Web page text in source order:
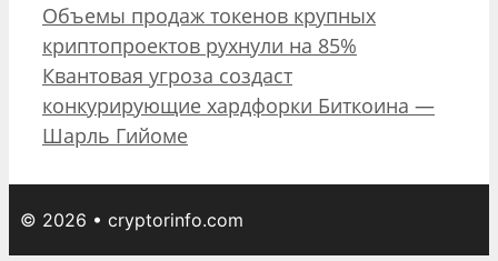
Объемы продаж токенов крупных
криптопроектов рухнули на 85%
Квантовая угроза создаст
конкурирующие хардфорки Биткоина —
Шарль Гийоме
© 2026 • cryptorinfo.com